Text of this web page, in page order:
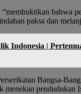
bahwa
paksa dan
Indonesia |
Bangsa-
menekan